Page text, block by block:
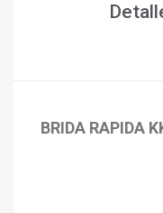
Crear
BRIDA RAPIDA